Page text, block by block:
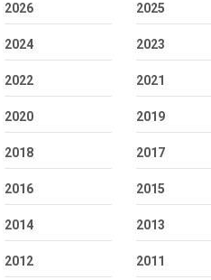
2026 2025
2024 2023
2022 2021
2020 2019
2018 2017
2016 2015
2014 2013
2012 2011